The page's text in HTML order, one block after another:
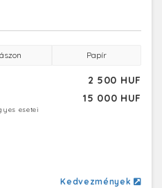
Papír
2 500 HUF
15 000 HUF
esetei
Kedvezmények